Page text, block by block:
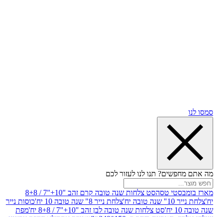
תנו לנו לעזור לכם
טסה
סט צלחות שנה טובה קרם זהב "10+"7 / 8+8
יח'
צלחת נייר 8" שנה טובה 10 יח'
כוסות נייר
סט צלחות שנה טובה לבן זהב "10+"7 / 8+8 יח'
מפת